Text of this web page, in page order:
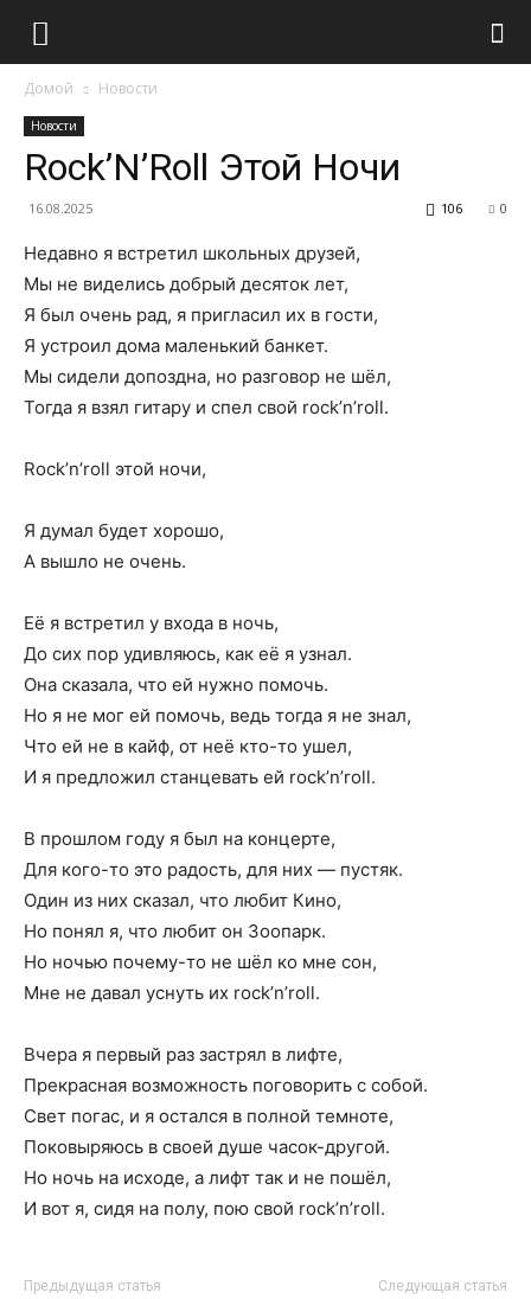
Домой Новости
Новости
Rock’N’Roll Этой Ночи
16.08.2025 0
106
Недавно я встретил школьных друзей,
Мы не виделись добрый десяток лет,
Я был очень рад, я пригласил их в гости,
Я устроил дома маленький банкет.
Мы сидели допоздна, но разговор не шёл,
Тогда я взял гитару и спел свой rock’n’roll.
Rock’n’roll этой ночи,
Я думал будет хорошо,
А вышло не очень.
Её я встретил у входа в ночь,
До сих пор удивляюсь, как её я узнал.
Она сказала, что ей нужно помочь.
Но я не мог ей помочь, ведь тогда я не знал,
Что ей не в кайф, от неё кто-то ушел,
И я предложил станцевать ей rock’n’roll.
В прошлом году я был на концерте,
Для кого-то это радость, для них — пустяк.
Один из них сказал, что любит Кино,
Но понял я, что любит он Зоопарк.
Но ночью почему-то не шёл ко мне сон,
Мне не давал уснуть их rock’n’roll.
Вчера я первый раз застрял в лифте,
Прекрасная возможность поговорить с собой.
Свет погас, и я остался в полной темноте,
Поковыряюсь в своей душе часок-другой.
Но ночь на исходе, а лифт так и не пошёл,
И вот я, сидя на полу, пою свой rock’n’roll.
Предыдущая статья Следующая статья